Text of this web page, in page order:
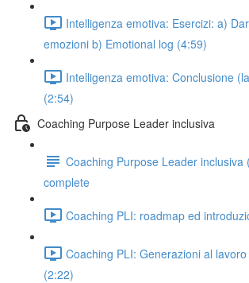
Intelligenza emotiva: Esercizi: a)
emozioni b) Emotional log (4:59)
Intelligenza emotiva: Conclusione
(2:54)
Coaching Purpose Leader inclusiva
Coaching Purpose Leader inclusiva
complete
Coaching PLI: roadmap ed
Coaching PLI: Generazioni al
(2:22)